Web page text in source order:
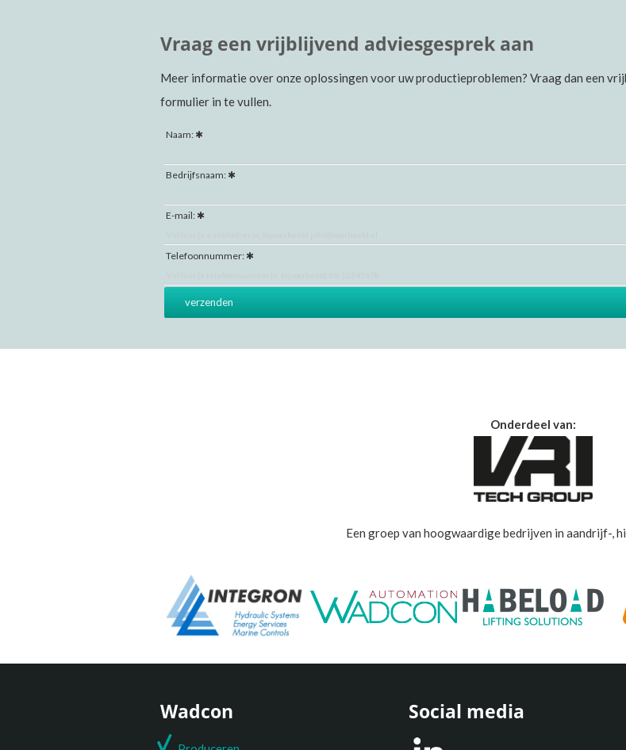
Vraag een vrijblijvend adviesgesprek aan
Meer informatie over onze oplossingen voor uw productieproblemen? Vraag dan een
formulier in te vullen.
Naam:
Bedrijfsnaam:
E-mail:
Telefoonnummer:
Onderdeel van:
Een groep van hoogwaardige bedrijven in aandrijf-,
Wadcon Social media